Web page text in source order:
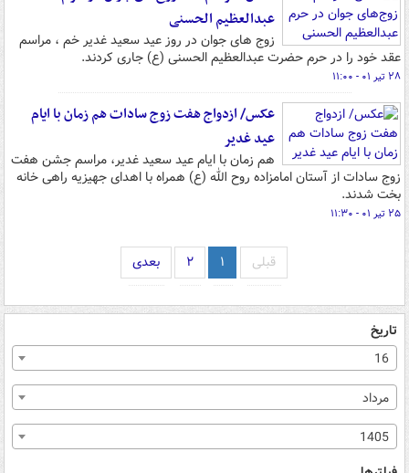
عبدالعظیم الحسنی
زوج های جوان در روز عید سعید غدیر خم ، مراسم
عقد خود را در حرم حضرت عبدالعظیم الحسنی (ع) جاری کردند.
۲۸ تیر ۰۱ - ۱۱:۰۰
عکس/ ازدواج هفت زوج سادات هم زمان با ایام
عید غدیر
هم زمان با ایام عید سعید غدیر، مراسم جشن هفت
زوج سادات از آستان امامزاده روح الله (ع) همراه با اهدای جهیزیه راهی خانه
بخت شدند.
۲۵ تیر ۰۱ - ۱۱:۳۰
قبلی ۱ ۲ بعدی
تاریخ
16
مرداد
1405